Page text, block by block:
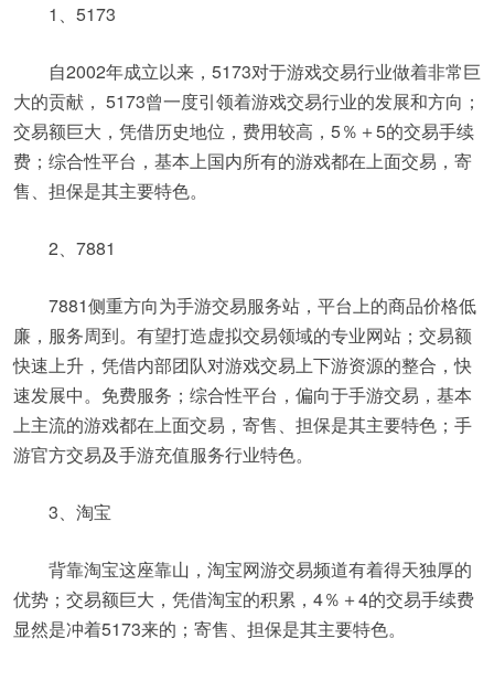
1、5173
自2002年成立以来，5173对于游戏交易行业做着非常巨
大的贡献， 5173曾一度引领着游戏交易行业的发展和方向；
交易额巨大，凭借历史地位，费用较高，5％＋5的交易手续
费；综合性平台，基本上国内所有的游戏都在上面交易，寄
售、担保是其主要特色。
2、7881
7881侧重方向为手游交易服务站，平台上的商品价格低
廉，服务周到。有望打造虚拟交易领域的专业网站；交易额
快速上升，凭借内部团队对游戏交易上下游资源的整合，快
速发展中。免费服务；综合性平台，偏向于手游交易，基本
上主流的游戏都在上面交易，寄售、担保是其主要特色；手
游官方交易及手游充值服务行业特色。
3、淘宝
背靠淘宝这座靠山，淘宝网游交易频道有着得天独厚的
优势；交易额巨大，凭借淘宝的积累，4％＋4的交易手续费
显然是冲着5173来的；寄售、担保是其主要特色。